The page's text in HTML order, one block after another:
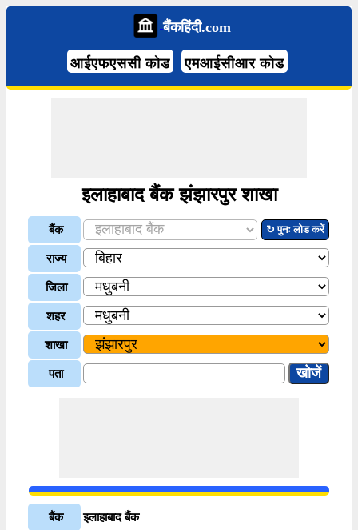
बैंकहिंदी.com
आईएफएससी कोड एमआईसीआर कोड
इलाहाबाद बैंक झंझारपुर शाखा
बैंक ↻ पुनः लोड करें
राज्य
जिला
शहर
शाखा
पता
बैंक इलाहाबाद बैंक